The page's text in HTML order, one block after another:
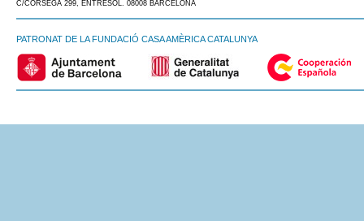
C/CÒRSEGA 299, ENTRESOL. 08008 BARCELONA
PATRONAT DE LA FUNDACIÓ CASA AMÈRICA CATALUNYA